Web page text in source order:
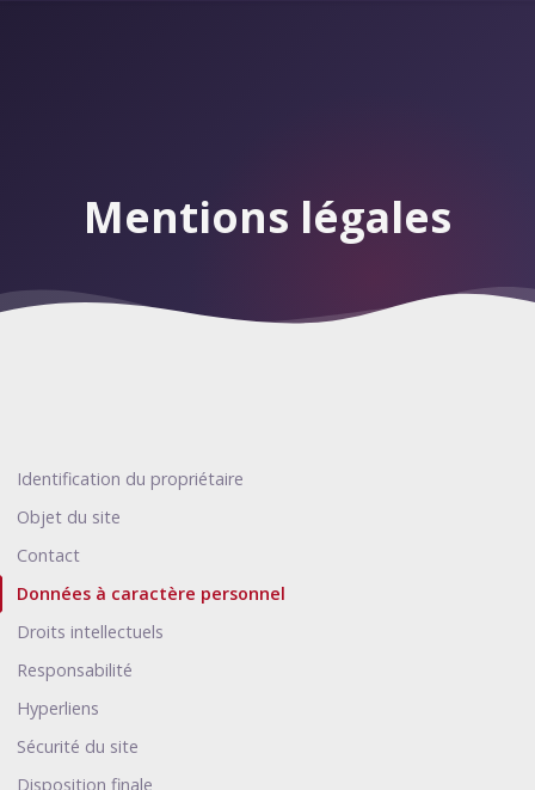
Mentions légales
Identification du propriétaire
Objet du site
Contact
Données à caractère personnel
Droits intellectuels
Responsabilité
Hyperliens
Sécurité du site
Disposition finale